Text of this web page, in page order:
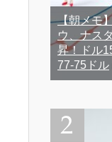
【朝メモ
ウ、ナス
昇！ドル
77-75ドル